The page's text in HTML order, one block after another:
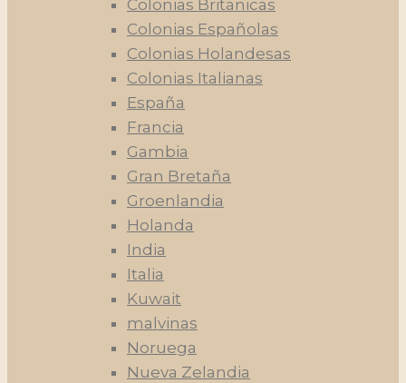
Colonias Britanicas
Colonias Españolas
Colonias Holandesas
Colonias Italianas
España
Francia
Gambia
Gran Bretaña
Groenlandia
Holanda
India
Italia
Kuwait
malvinas
Noruega
Nueva Zelandia